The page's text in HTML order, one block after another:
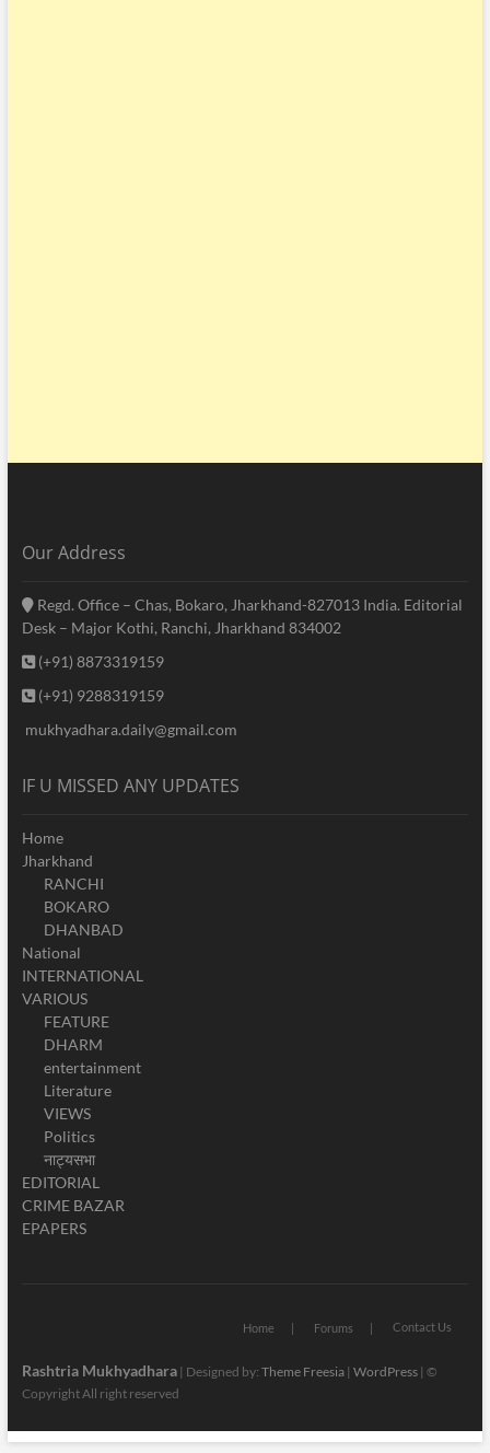
Our Address
Regd. Office – Chas, Bokaro, Jharkhand-827013 India. Editorial
Desk – Major Kothi, Ranchi, Jharkhand 834002
(+91) 8873319159
(+91) 9288319159
mukhyadhara.daily@gmail.com
IF U MISSED ANY UPDATES
Home
Jharkhand
RANCHI
BOKARO
DHANBAD
National
INTERNATIONAL
VARIOUS
FEATURE
DHARM
entertainment
Literature
VIEWS
Politics
नाट्यसभा
EDITORIAL
CRIME BAZAR
EPAPERS
Home Forums Contact Us
Rashtria Mukhyadhara| Designed by: Theme Freesia| WordPress| ©
Copyright All right reserved